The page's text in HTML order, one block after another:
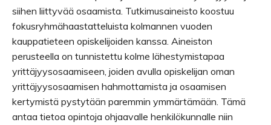
siihen liittyvää osaamista. Tutkimusaineisto koostuu
fokusryhmähaastatteluista kolmannen vuoden
kauppatieteen opiskelijoiden kanssa. Aineiston
perusteella on tunnistettu kolme lähestymistapaa
yrittäjyysosaamiseen, joiden avulla opiskelijan oman
yrittäjyysosaamisen hahmottamista ja osaamisen
kertymistä pystytään paremmin ymmärtämään. Tämä
antaa tietoa opintoja ohjaavalle henkilökunnalle niin